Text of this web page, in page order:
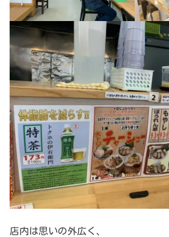
店内は思いの外広く、